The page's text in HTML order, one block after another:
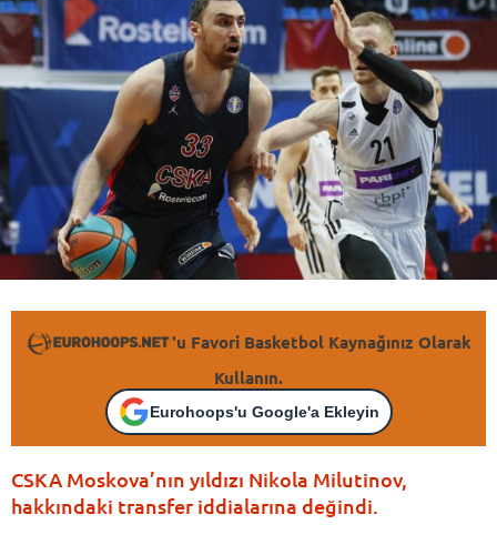
'u Favori Basketbol Kaynağınız Olarak
Kullanın.
Eurohoops'u Google'a Ekleyin
CSKA Moskova’nın yıldızı Nikola Milutinov,
hakkındaki transfer iddialarına değindi.